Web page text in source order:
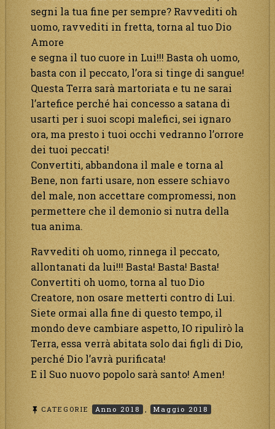
segni la tua fine per sempre? Ravvediti oh
uomo, ravvediti in fretta, torna al tuo Dio
Amore
e segna il tuo cuore in Lui!!! Basta oh uomo,
basta con il peccato, l’ora si tinge di sangue!
Questa Terra sarà martoriata e tu ne sarai
l’artefice perché hai concesso a satana di
usarti per i suoi scopi malefici, sei ignaro
ora, ma presto i tuoi occhi vedranno l’orrore
dei tuoi peccati!
Convertiti, abbandona il male e torna al
Bene, non farti usare, non essere schiavo
del male, non accettare compromessi, non
permettere che il demonio si nutra della
tua anima.
Ravvediti oh uomo, rinnega il peccato,
allontanati da lui!!! Basta! Basta! Basta!
Convertiti oh uomo, torna al tuo Dio
Creatore, non osare metterti contro di Lui.
Siete ormai alla fine di questo tempo, il
mondo deve cambiare aspetto, IO ripulirò la
Terra, essa verrà abitata solo dai figli di Dio,
perché Dio l’avrà purificata!
E il Suo nuovo popolo sarà santo! Amen!
CATEGORIE Anno 2018 , Maggio 2018